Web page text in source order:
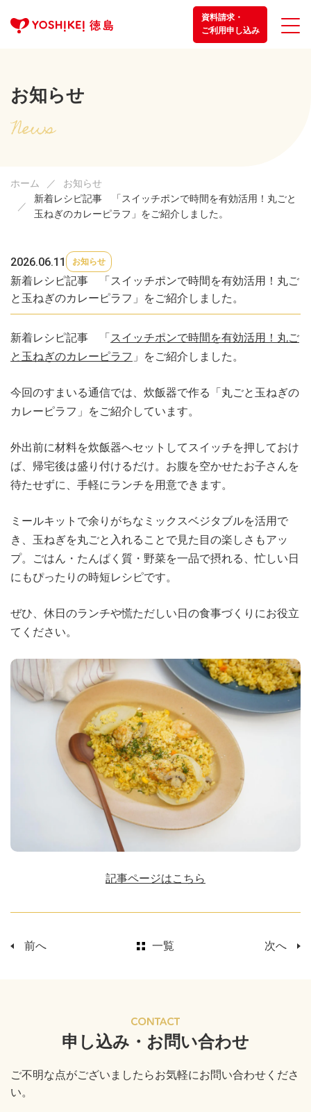
資料請求・
ご利用申し込み
お知らせ
ホーム
お知らせ
新着レシピ記事 「スイッチポンで時間を有効活用！丸ごと
玉ねぎのカレーピラフ」をご紹介しました。
2026.06.11 お知らせ
新着レシピ記事 「スイッチポンで時間を有効活用！丸ご
と玉ねぎのカレーピラフ」をご紹介しました。
新着レシピ記事 「 スイッチポンで時間を有効活用！丸ご
と玉ねぎのカレーピラフ 」をご紹介しました。
今回のすまいる通信では、炊飯器で作る「丸ごと玉ねぎの
カレーピラフ」をご紹介しています。
外出前に材料を炊飯器へセットしてスイッチを押しておけ
ば、帰宅後は盛り付けるだけ。お腹を空かせたお子さんを
待たせずに、手軽にランチを用意できます。
ミールキットで余りがちなミックスベジタブルを活用で
き、玉ねぎを丸ごと入れることで見た目の楽しさもアッ
プ。ごはん・たんぱく質・野菜を一品で摂れる、忙しい日
にもぴったりの時短レシピです。
ぜひ、休日のランチや慌ただしい日の食事づくりにお役立
てください。
記事ページはこちら
前へ 一覧 次へ
申し込み・お問い合わせ
ご不明な点がございましたらお気軽にお問い合わせくださ
い。